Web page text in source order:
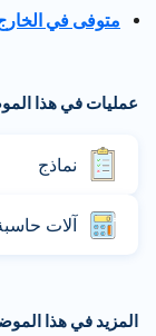
متوفى في الخارج
عمليات في هذا
نماذج
آلات حاسبة
المزيد في هذا